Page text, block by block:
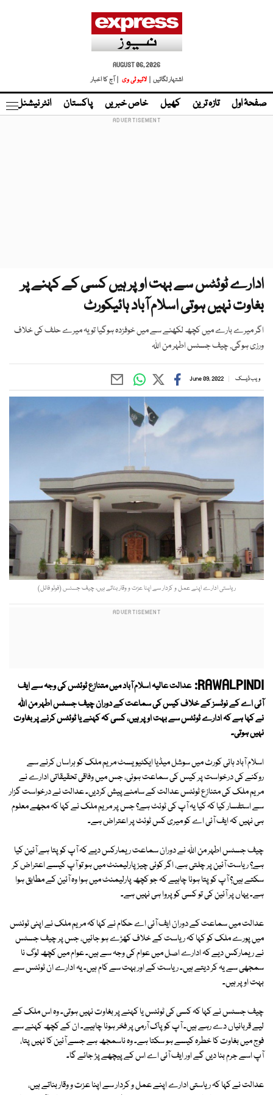
AUGUST 06, 2026
اشتہار لگائیں |
لائیو ٹی وی | آج کا اخبار
صفحۂ اول تازہ ترین کھیل خاص خبریں پاکستان انٹر نیشنل
ادارے ٹوئٹس سے بہت اوپر ہیں کسی کے کہنے پر
بغاوت نہیں ہوتی اسلام آباد ہائیکورٹ
اگر میرے بارے میں کچھ لکھنے سے میں خوفزدہ ہوگیا تو یہ میرے حلف کی خلاف
ورزی ہوگی, چیف جسٹس اطہر من اللہ
ویب ڈیسک June 09, 2022
ریاستی ادارے اپنے عمل و کردار سے اپنا عزت و وقار بناتے ہیں، چیف جسٹس (فوٹو فائل)
RAWALPINDI: عدالت عالیہ اسلام آباد میں متنازع ٹوئٹس کی وجہ سے ایف
آئی اے کے نوٹسز کے خلاف کیس کی سماعت کے دوران چیف جسٹس اطہر من اللہ
نے کہا ہے کہ ادارے ٹوئٹس سے بہت اوپر ہیں، کسی کہ کہنے یا ٹوئٹس کرنے پر بغاوت
نہیں ہوتی۔
اسلام آباد ہائی کورٹ میں سوشل میڈیا ایکٹیویسٹ مریم ملک کو ہراساں کرنے سے
روکنے کی درخواست پر کیس کی سماعت ہوئی، جس میں وفاقی تحقیقاتی ادارے نے
مریم ملک کی متنازع ٹوئٹس عدالت کے سامنے پیش کردیں۔ عدالت نے درخواست گزار
سے استفسار کیا کہ کیا یہ آپ کی ٹوئٹ ہے؟ جس پر مریم ملک نے کہا کہ مجھے معلوم
ہی نہیں کہ ایف آئی اے کو میری کس ٹوئٹ پر اعتراض ہے۔
چیف جسٹس اطہر من اللہ نے دوران سماعت ریمارکس دیے کہ آپ کو پتا ہے آئین کیا
ہے؟ ریاست آئین پر چلتی ہے، اگر کوئی چیز پارلیمنٹ میں ہو تو آپ کیسے اعتراض کر
سکتے ہیں؟ آپ کو پتا ہونا چاہیے کہ جو کچھ پارلیمنٹ میں ہوا وہ آئین کے مطابق ہوا
ہے۔ یہاں پر آئین کی تو کسی کو پروا ہی نہیں ہے۔
عدالت میں سماعت کے دوران ایف آئی اے حکام نے کہا کہ مریم ملک نے اپنی ٹوئٹس
میں پورے ملک کو کہا کہ ریاست کے خلاف کھڑے ہو جائیں، جس پر چیف جسٹس
نے ریمارکس دیے کہ ادارے اصل میں عوام کی وجہ سے ہیں۔ عوام میں کچھ لوگ نا
سمجھی سے یہ کر دیتے ہیں۔ ریاست کے اور بہت سے کام ہیں۔ یہ ادارے ان ٹوئٹس سے
بہت اوپر ہیں۔
چیف جسٹس نے کہا کہ کسی کی ٹوئٹس یا کہنے پر بغاوت نہیں ہوتی۔ وہ اس ملک کے
لیے قربانیاں دے رہے ہیں۔ آپ کو پاک آرمی پر فخر ہونا چاہیے۔ ان کے کچھ کہنے سے
فوج میں بغاوت کا خطرہ کیسے ہو سکتا ہے۔ وہ ناسمجھ ہے جسے آئین کا نہیں پتا،
آپ اسے جرم بنا دیں گے اور ایف آئی اے اس کے پیچھے پڑ جائے گا۔
عدالت نے کہا کہ ریاستی ادارے اپنے عمل و کردار سے اپنا عزت و وقار بناتے ہیں،